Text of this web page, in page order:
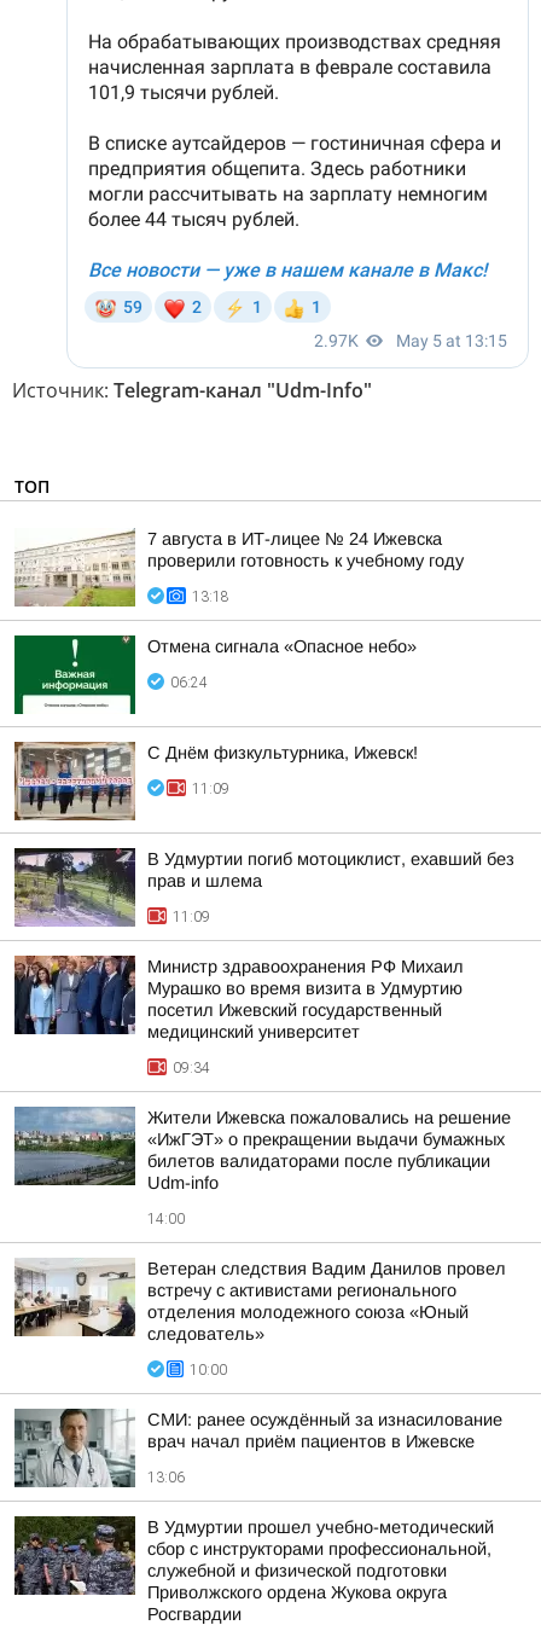
Источник: Telegram-канал "Udm-Info"
ТОП
7 августа в ИТ-лицее № 24 Ижевска
проверили готовность к учебному году
13:18
Отмена сигнала «Опасное небо»
06:24
С Днём физкультурника, Ижевск!
11:09
В Удмуртии погиб мотоциклист, ехавший без
прав и шлема
11:09
Министр здравоохранения РФ Михаил
Мурашко во время визита в Удмуртию
посетил Ижевский государственный
медицинский университет
09:34
Жители Ижевска пожаловались на решение
«ИжГЭТ» о прекращении выдачи бумажных
билетов валидаторами после публикации
Udm-info
14:00
Ветеран следствия Вадим Данилов провел
встречу с активистами регионального
отделения молодежного союза «Юный
следователь»
10:00
СМИ: ранее осуждённый за изнасилование
врач начал приём пациентов в Ижевске
13:06
В Удмуртии прошел учебно-методический
сбор с инструкторами профессиональной,
служебной и физической подготовки
Приволжского ордена Жукова округа
Росгвардии